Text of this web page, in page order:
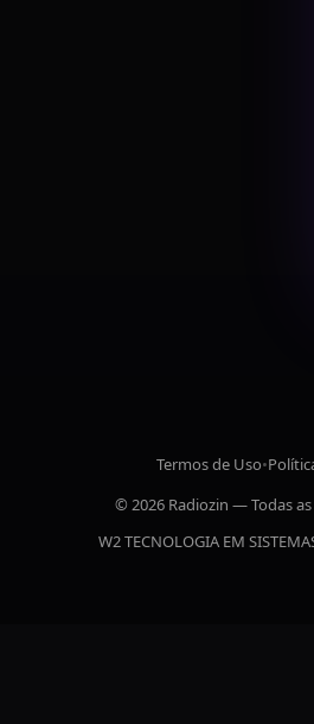
Termos de Uso•
© 2026 Radiozin — Todas
W2 TECNOLOGIA EM